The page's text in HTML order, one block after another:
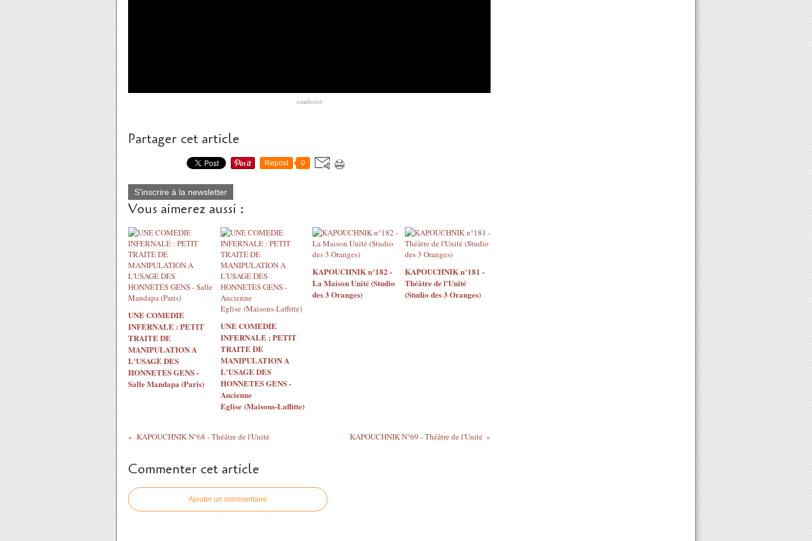
coulisses
Partager cet article
Repost 0
S'inscrire à la newsletter
Vous aimerez aussi :
UNE COMEDIE
INFERNALE : PETIT
TRAITE DE
MANIPULATION A
L'USAGE DES
HONNETES GENS -
Salle Mandapa (Paris)
UNE COMEDIE
INFERNALE : PETIT
TRAITE DE
MANIPULATION A
L'USAGE DES
HONNETES GENS -
Ancienne
Eglise (Maisons-Laffitte)
KAPOUCHNIK n°182 -
La Maison Unité (Studio
des 3 Oranges)
KAPOUCHNIK n°181 -
Théâtre de l'Unité
(Studio des 3 Oranges)
KAPOUCHNIK N°68 - Théâtre de l'Unité KAPOUCHNIK N°69 - Théâtre de l'Unité
Commenter cet article
Ajouter un commentaire